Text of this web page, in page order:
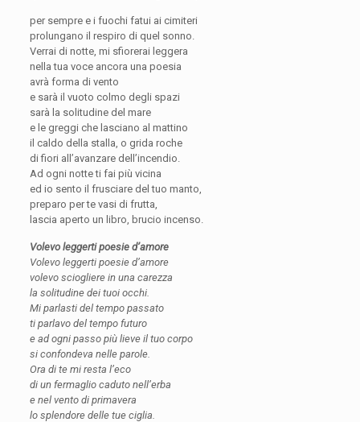
per sempre e i fuochi fatui ai cimiteri
prolungano il respiro di quel sonno.
Verrai di notte, mi sfiorerai leggera
nella tua voce ancora una poesia
avrà forma di vento
e sarà il vuoto colmo degli spazi
sarà la solitudine del mare
e le greggi che lasciano al mattino
il caldo della stalla, o grida roche
di fiori all’avanzare dell’incendio.
Ad ogni notte ti fai più vicina
ed io sento il frusciare del tuo manto,
preparo per te vasi di frutta,
lascia aperto un libro, brucio incenso.
Volevo leggerti poesie d’amore
Volevo leggerti poesie d’amore
volevo sciogliere in una carezza
la solitudine dei tuoi occhi.
Mi parlasti del tempo passato
ti parlavo del tempo futuro
e ad ogni passo più lieve il tuo corpo
si confondeva nelle parole.
Ora di te mi resta l’eco
di un fermaglio caduto nell’erba
e nel vento di primavera
lo splendore delle tue ciglia.